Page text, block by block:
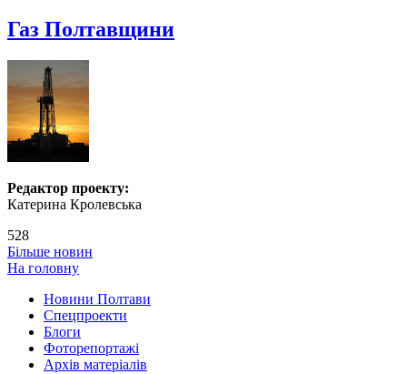
Газ Полтавщини
Редактор проекту:
Катерина Кролевська
528
Більше новин
На головну
Новини Полтави
Спецпроекти
Блоги
Фоторепортажі
Архів матеріалів